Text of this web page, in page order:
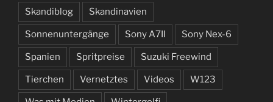
Skandiblog Skandinavien
Sonnenuntergänge Sony A7II Sony Nex-6
Spanien Spritpreise Suzuki Freewind
Tierchen Vernetztes Videos W123